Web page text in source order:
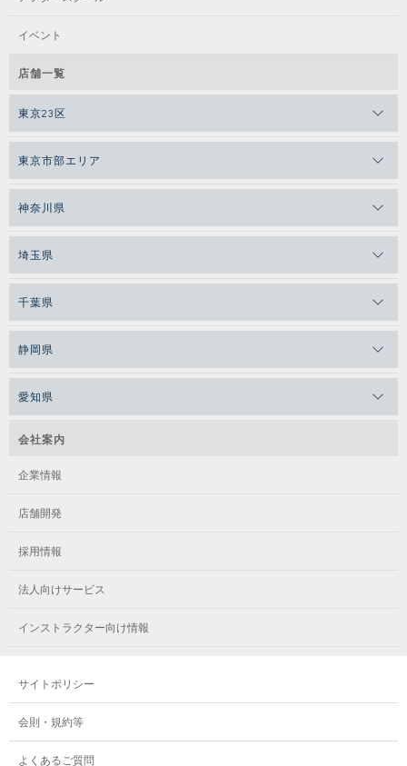
イベント
店舗一覧
東京23区
東京市部エリア
神奈川県
埼玉県
千葉県
静岡県
愛知県
会社案内
企業情報
店舗開発
採用情報
法人向けサービス
インストラクター向け情報
サイトポリシー
会則・規約等
よくあるご質問